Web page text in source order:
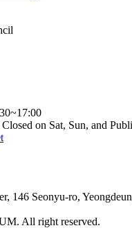
on Sat, Sun, and
146 Seonyu-ro,
All right reserved.